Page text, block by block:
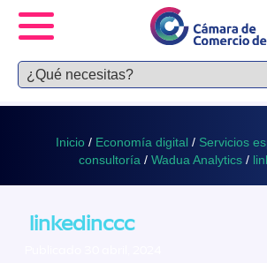
Inicio / Economía digital / Servicios
consultoría / Wadua Analytics /
linkedinccc